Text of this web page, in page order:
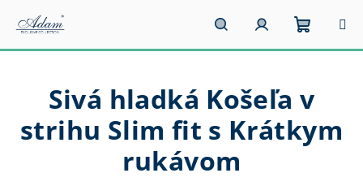
obsah
HľadaťPrihlásenie
košík
Sivá hladká Košeľa v
strihu Slim fit s Krátkym
rukávom